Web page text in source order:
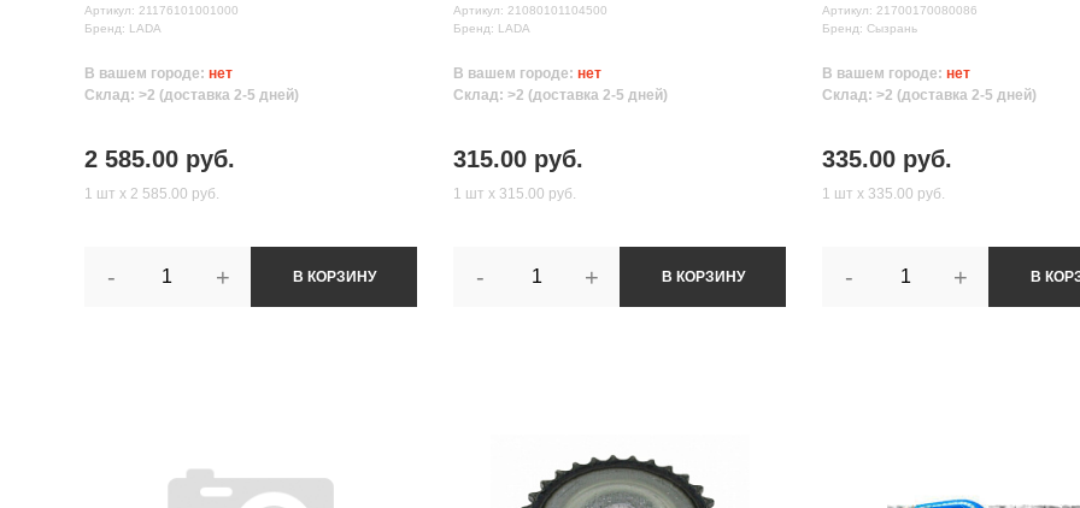
Артикул: 21176101001000
Бренд: LADA
В вашем городе: нет
Склад: >2 (доставка 2-5 дней)
2 585.00 руб.
1 шт х 2 585.00 руб.
- + В КОРЗИНУ
Артикул: 21080101104500
Бренд: LADA
В вашем городе:нет
Склад: >2 (доставка 2-5 дней)
315.00 руб.
1 шт х 315.00 руб.
- + В КОРЗИНУ
Артикул: 21700170080086
Бренд: Сызрань
В вашем городе:нет
Склад: >2 (доставка 2-5 дней)
335.00 руб.
1 шт х 335.00 руб.
- + В